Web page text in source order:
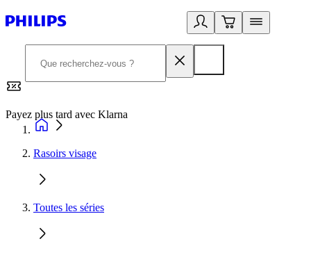
Payez plus tard avec Klarna
Rasoirs visage
Toutes les séries